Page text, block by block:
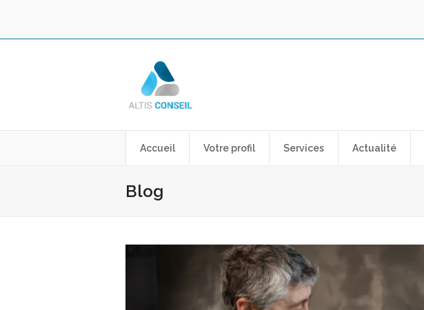
Accueil Votre profil Services Actualité
Blog